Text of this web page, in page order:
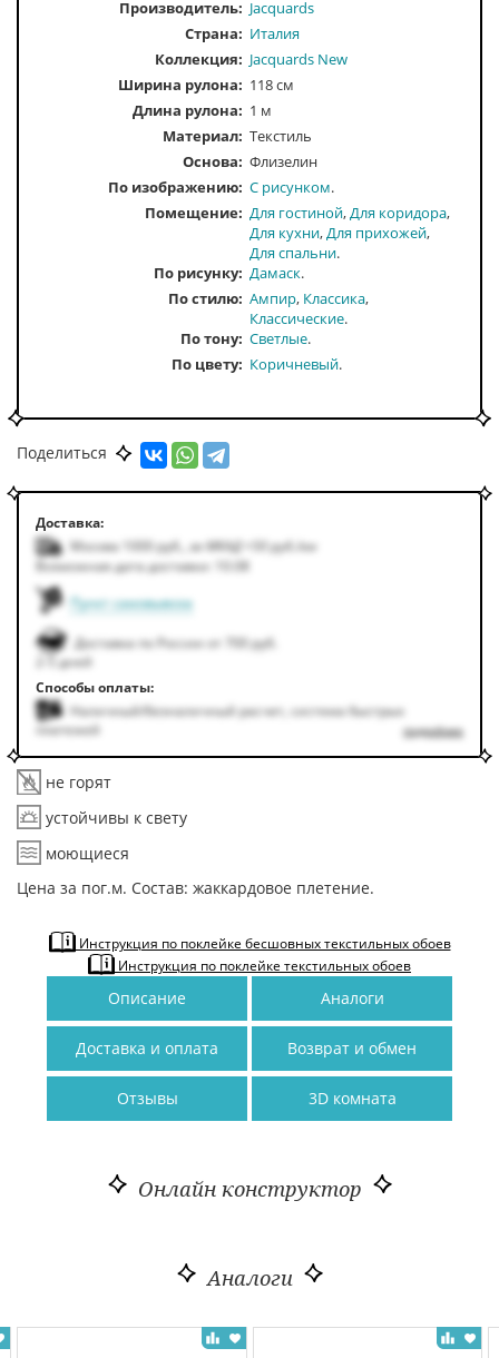
Производитель: Jacquards
Страна: Италия
Коллекция: Jacquards New
Ширина рулона: 118 см
Длина рулона: 1 м
Материал: Текстиль
Основа: Флизелин
По изображению С рисунком
Помещение Для гостиной Для коридора
Для кухни Для прихожей
Для спальни
По рисунку Дамаск
По стилю Ампир Классика
Классические
По тону Светлые
По цвету
Коричневый
Поделиться
Доставка:
Москва 1000руб. за МКАД +50руб. /км
Возможная дата доставки: 10.08
Пункт самовывоза
Доставка по России от 700 руб.
2-5 дней
Способы оплаты:
Наличный/безналичный расчет, система быстрых
платежей
подробнее
не горят
устойчивы к свету
моющиеся
Цена за пог.м. Состав: жаккардовое плетение.
Инструкция по поклейке бесшовных текстильных обоев
Инструкция по поклейке текстильных обоев
Описание Аналоги
Доставка и оплата Возврат и обмен
Отзывы 3D комната
Онлайн конструктор
Аналоги